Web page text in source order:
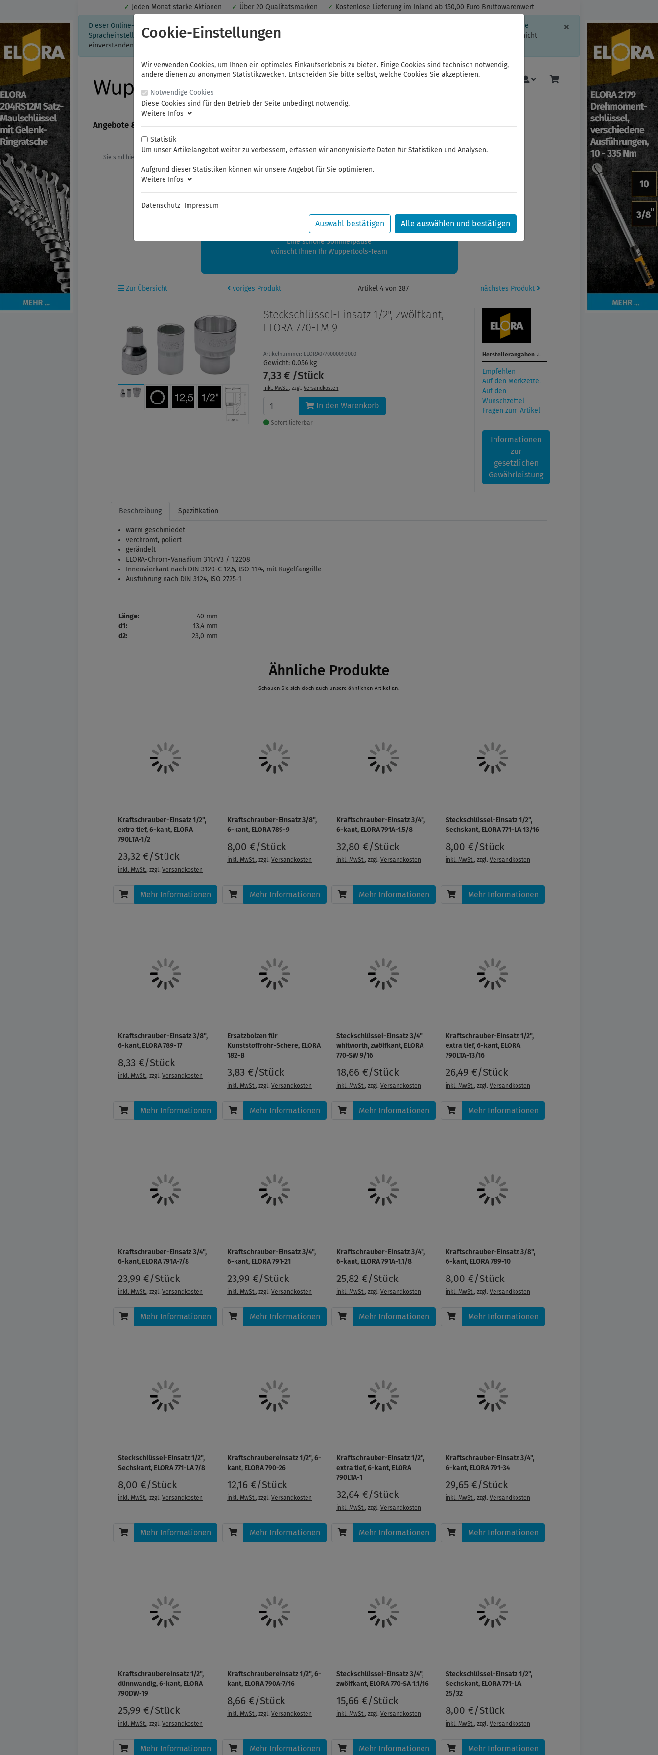
✓ Jeden Monat starke Aktionen ✓ Über 20 Qualitätsmarken ✓ Kostenlose Lieferung im Inland ab 150,00 Euro Bruttowarenwert
× Schließen
Dieser Online-Shop verwendet Cookies für ein optimales Einkaufserlebnis. Dabei werden beispielsweise die Session-Informationen oder die
Spracheinstellung auf Ihrem Rechner gespeichert. Ohne Cookies ist der Funktionsumfang des Online-Shops eingeschränkt.
Sind Sie damit nicht
einverstanden, klicken Sie bitte hier.
Angebote & Neuheiten FAMAG NWS ELORA FELO Bauer & Böcker Mehr
Sie sind hier:
Sommerferien
zwischen 28.07.2026 und 21.08.2026 machen auch wir Urlaub.
Ihre Bestellungen in diesem Zeitraum werden ab dem 24.08.2026 verschickt.
Eine schöne Sommerpause
wünscht Ihnen Ihr Wuppertools-Team
Zur Übersicht voriges Produkt Artikel 4 von 287 nächstes Produkt
Steckschlüssel-Einsatz 1/2", Zwölfkant,
ELORA 770-LM 9
Artikelnummer: ELORA0770000092000
Gewicht: 0.056 kg
7,33 € /Stück
inkl. MwSt., zzgl.Versandkosten
In den Warenkorb
Sofort lieferbar
Herstellerangaben ↓
Empfehlen
Auf den Merkzettel
Auf den
Wunschzettel
Fragen zum Artikel
Informationen
zur
gesetzlichen
Gewährleistung
Beschreibung Spezifikation
warm geschmiedet
verchromt, poliert
gerändelt
ELORA-Chrom-Vanadium 31CrV3 / 1.2208
Innenvierkant nach DIN 3120-C 12,5, ISO 1174, mit Kugelfangrille
Ausführung nach DIN 3124, ISO 2725-1
Länge:
40 mm
d1:
13,4 mm
d2:
23,0 mm
Ähnliche Produkte
Schauen Sie sich doch auch unsere ähnlichen Artikel an.
Kraftschrauber-Einsatz 1/2",
extra tief, 6-kant, ELORA
790LTA-1/2
23,32 €/Stück
inkl. MwSt., zzgl.Versandkosten
Mehr Informationen
Kraftschrauber-Einsatz 3/8",
6-kant, ELORA 789-9
8,00 €/Stück
inkl. MwSt., zzgl.Versandkosten
Mehr Informationen
Kraftschrauber-Einsatz 3/4",
6-kant, ELORA 791A-1.5/8
32,80 €/Stück
inkl. MwSt., zzgl. Versandkosten
Mehr Informationen
Steckschlüssel-Einsatz 1/2",
Sechskant, ELORA 771-LA 13/16
8,00 €/Stück
inkl. MwSt., zzgl. Versandkosten
Mehr Informationen
Kraftschrauber-Einsatz 3/8",
6-kant, ELORA 789-17
8,33 €/Stück
inkl. MwSt., zzgl.Versandkosten
Mehr Informationen
Ersatzbolzen für
Kunststoffrohr-Schere, ELORA
182-B
3,83 €/Stück
inkl. MwSt., zzgl.Versandkosten
Mehr Informationen
Steckschlüssel-Einsatz 3/4"
whitworth, zwölfkant, ELORA
770-SW 9/16
18,66 €/Stück
inkl. MwSt., zzgl. Versandkosten
Mehr Informationen
Kraftschrauber-Einsatz 1/2",
extra tief, 6-kant, ELORA
790LTA-13/16
26,49 €/Stück
inkl. MwSt., zzgl. Versandkosten
Mehr Informationen
Kraftschrauber-Einsatz 3/4",
6-kant, ELORA 791A-7/8
23,99 €/Stück
inkl. MwSt., zzgl.Versandkosten
Mehr Informationen
Kraftschrauber-Einsatz 3/4",
6-kant, ELORA 791-21
23,99 €/Stück
inkl. MwSt., zzgl.Versandkosten
Mehr Informationen
Kraftschrauber-Einsatz 3/4",
6-kant, ELORA 791A-1.1/8
25,82 €/Stück
inkl. MwSt., zzgl. Versandkosten
Mehr Informationen
Kraftschrauber-Einsatz 3/8",
6-kant, ELORA 789-10
8,00 €/Stück
inkl. MwSt., zzgl. Versandkosten
Mehr Informationen
Steckschlüssel-Einsatz 1/2",
Sechskant, ELORA 771-LA 7/8
8,00 €/Stück
inkl. MwSt., zzgl.Versandkosten
Mehr Informationen
Kraftschraubereinsatz 1/2", 6-
kant, ELORA 790-26
12,16 €/Stück
inkl. MwSt., zzgl.Versandkosten
Mehr Informationen
Kraftschrauber-Einsatz 1/2",
extra tief, 6-kant, ELORA
790LTA-1
32,64 €/Stück
inkl. MwSt., zzgl. Versandkosten
Mehr Informationen
Kraftschrauber-Einsatz 3/4",
6-kant, ELORA 791-34
29,65 €/Stück
inkl. MwSt., zzgl. Versandkosten
Mehr Informationen
Kraftschraubereinsatz 1/2",
dünnwandig, 6-kant, ELORA
790DW-19
25,99 €/Stück
inkl. MwSt., zzgl.Versandkosten
Mehr Informationen
Kraftschraubereinsatz 1/2", 6-
kant, ELORA 790A-7/16
8,66 €/Stück
inkl. MwSt., zzgl.Versandkosten
Mehr Informationen
Steckschlüssel-Einsatz 3/4",
zwölfkant, ELORA 770-SA 1.1/16
15,66 €/Stück
inkl. MwSt., zzgl. Versandkosten
Mehr Informationen
Steckschlüssel-Einsatz 1/2",
Sechskant, ELORA 771-LA
25/32
8,00 €/Stück
inkl. MwSt., zzgl. Versandkosten
Mehr Informationen
Cookie-Einstellungen
Wir verwenden Cookies, um Ihnen ein optimales Einkaufserlebnis zu bieten. Einige Cookies sind technisch notwendig,
andere dienen zu anonymen Statistikzwecken. Entscheiden Sie bitte selbst, welche Cookies Sie akzeptieren.
Notwendige Cookies
Diese Cookies sind für den Betrieb der Seite unbedingt notwendig.
Weitere Infos
Statistik
Um unser Artikelangebot weiter zu verbessern, erfassen wir anonymisierte Daten für Statistiken und Analysen.
Aufgrund dieser Statistiken können wir unsere Angebot für Sie optimieren.
Weitere Infos
Datenschutz Impressum
Auswahl bestätigen Alle auswählen und bestätigen